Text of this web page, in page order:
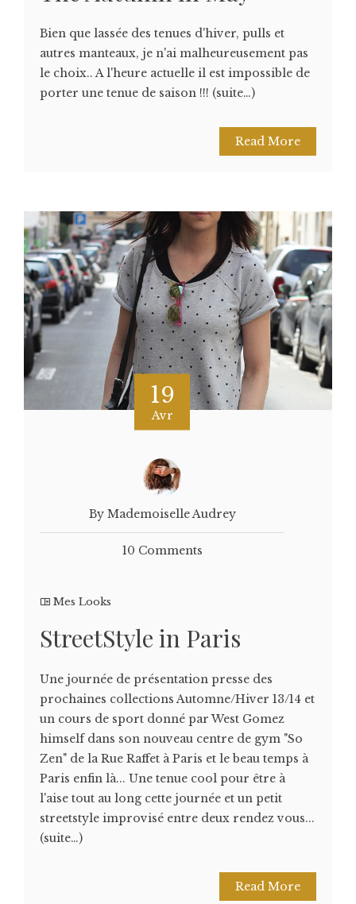
Bien que lassée des tenues d'hiver, pulls et
autres manteaux, je n'ai malheureusement pas
le choix.. A l'heure actuelle il est impossible de
porter une tenue de saison !!! (suite…)
Read More
19
Avr
By Mademoiselle Audrey
10 Comments
Mes Looks
StreetStyle in Paris
Une journée de présentation presse des
prochaines collections Automne/Hiver 13/14 et
un cours de sport donné par West Gomez
himself dans son nouveau centre de gym "So
Zen" de la Rue Raffet à Paris et le beau temps à
Paris enfin là... Une tenue cool pour être à
l'aise tout au long cette journée et un petit
streetstyle improvisé entre deux rendez vous...
(suite…)
Read More